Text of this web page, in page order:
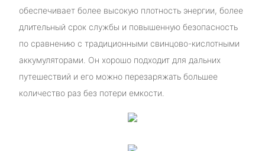
обеспечивает более высокую плотность энергии, более
длительный срок службы и повышенную безопасность
по сравнению с традиционными свинцово-кислотными
аккумуляторами. Он хорошо подходит для дальних
путешествий и его можно перезаряжать большее
количество раз без потери емкости.